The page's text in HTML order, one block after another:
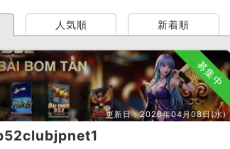
人気順 新着順
募集中
更新日：2026年04月08日(水)